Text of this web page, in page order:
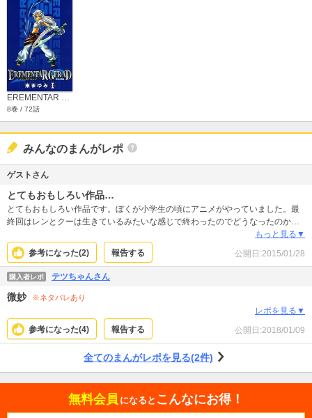
8巻 / 72話
みんなのまんがレポ
ゲストさん
とてもおもしろい作品…
とてもおもしろい作品です。ぼくが小学生の頃にアニメがやっていました。最
終回はレンとクーは生きているみたいな感じで終わったのでどうなったのか気
になっています。外伝だった蒼の戦旗が続編としてあるのですがこのままだと
30歳近くまでやるのではと不安です。はやくきになります。あとスターオーシ
ャンセカンドストーリーも再開させてほしいです。
もっと見る▼
参考になった(2) 報告する 公開日:2015/01/28
購入者レポ テツちゃんさん
微妙 ※ネタバレあり
レポを見る▼
参考になった(4) 報告する 公開日:2018/01/09
全てのまんがレポを見る(2件)
無料会員 になると こんなにお得！